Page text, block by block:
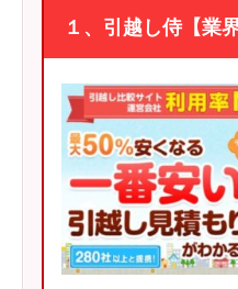
１、引越し侍【業